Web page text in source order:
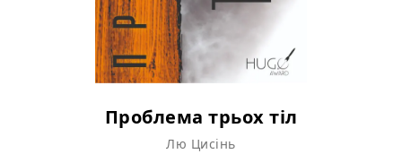
Проблема трьох тіл
Лю Цисінь